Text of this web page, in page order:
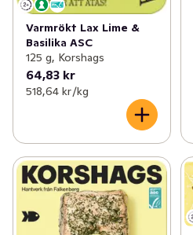
Varmrökt Lax Lime &
Basilika ASC
125 g, Korshags
64,83 kr
518,64 kr /kg